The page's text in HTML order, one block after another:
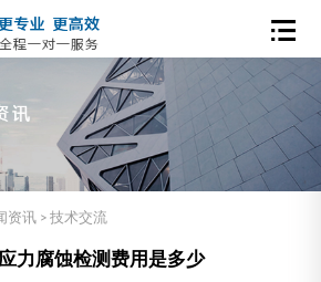
资讯 > 技术交流
力腐蚀检测费用是多少